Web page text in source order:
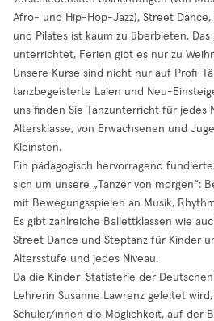
Afro- und Hip-Hop-Jazz), Street Dance,
und Pilates ist kaum zu überbieten.
unterrichtet, Ferien gibt es nur zu
Unsere Kurse sind nicht nur auf Profi-
tanzbegeisterte Laien und Neu-
uns finden Sie Tanzunterricht für jedes
Altersklasse, von Erwachsenen und
Kleinsten.
Ein pädagogisch hervorragend
sich um unsere „Tänzer von morgen“:
mit Bewegungsspielen an Musik,
Es gibt zahlreiche Ballettklassen wie
Street Dance und Steptanz für Kinder
Altersstufe und jedes Niveau.
Da die Kinder-Statisterie der
Lehrerin Susanne Lawrenz geleitet
Schüler/innen die Möglichkeit, auf der